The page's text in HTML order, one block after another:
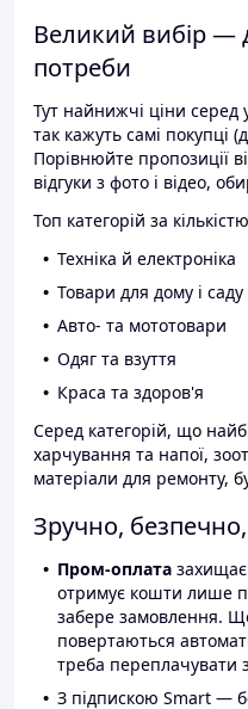
Великий вибір —
потреби
Тут найнижчі ціни серед
так кажуть самі покупці
Порівнюйте пропозиції
відгуки з фото і відео,
Топ категорій за
Техніка й електроніка
Товари для дому і саду
Авто- та мототовари
Одяг та взуття
Краса та здоров'я
Серед категорій, що
харчування та напої,
матеріали для ремонту,
Зручно,
Пром-оплата
отримує кошти лише
забере замовлення.
повертаються
треба переплачувати
З підпискою Smart —